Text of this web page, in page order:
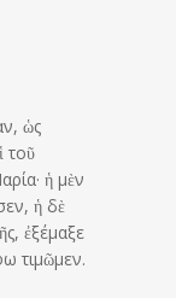
ὡς
τοῦ
ἡ μὲν
ἡ δὲ
ἐξέμαξε
τιμῶμεν.